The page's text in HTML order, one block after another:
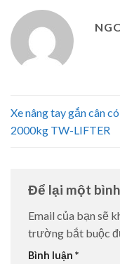
Xe nâng tay gắn cân
2000kg TW-LIFTER
Để lại một
Email của bạn sẽ
trường bắt buộc
Bình luận *